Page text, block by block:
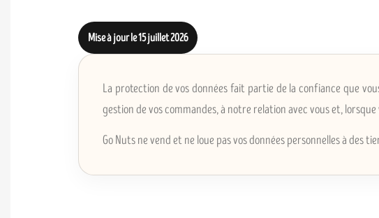
Mise à jour le 15 juillet 2026
La protection de vos données fait partie de la confiance que
gestion de vos commandes, à notre relation avec vous et,
Go Nuts ne vend et ne loue pas vos données personnelles à des